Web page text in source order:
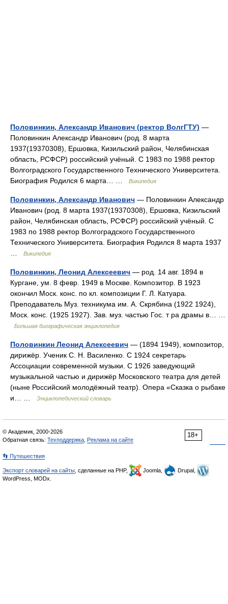
Половинкин, Александр Иванович (ректор ВолгГТУ) —
Половинкин Александр Иванович (род. 8 марта
1937(19370308), Ершовка, Кизильский район, Челябинская
область, РСФСР) российский учёный. С 1983 по 1988 ректор
Волгоградского Государственного Технического Университета.
Биография Родился 6 марта… …
Википедия
Половинкин, Александр Иванович — Половинкин Александр
Иванович (род. 8 марта 1937(19370308), Ершовка, Кизильский
район, Челябинская область, РСФСР) российский учёный. С
1983 по 1988 ректор Волгоградского Государственного
Технического Университета. Биография Родился 8 марта 1937
Википедия
Половинкин, Леонид Алексеевич — род. 14 авг. 1894 в
Кургане, ум. 8 февр. 1949 в Москве. Композитор. В 1923
окончил Моск. конс. по кл. композиции Г. Л. Катуара.
Преподаватель Муз. техникума им. А. Скрябина (1922 1924),
Моск. конс. (1925 1927). Зав. муз. частью Гос. т ра драмы в… …
Большая биографическая энциклопедия
Половинкин Леонид Алексеевич — (1894 1949), композитор,
дирижёр. Ученик С. Н. Василенко. С 1924 секретарь
Ассоциации современной музыки. С 1926 заведующий
музыкальной частью и дирижёр Московского театра для детей
(ныне Российский молодёжный театр). Опера «Сказка о рыбаке
и… …
Энциклопедический словарь
18+
© Академик, 2000-2026
Обратная связь: Техподдержка Реклама на сайте
👣 Путешествия
Экспорт словарей на сайты , сделанные на PHP, Joomla,
Drupal,
WordPress, MODx.